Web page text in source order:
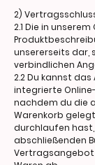
2)
2.1 Die in
unsererseits dar,
verbindlichen
2.2 Du kannst
integrierte
nachdem du die
Warenkorb
durchlaufen
abschließenden
Vertragsangebot